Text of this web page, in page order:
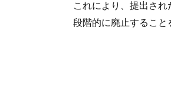
これにより、提出さ
段階的に廃止すること